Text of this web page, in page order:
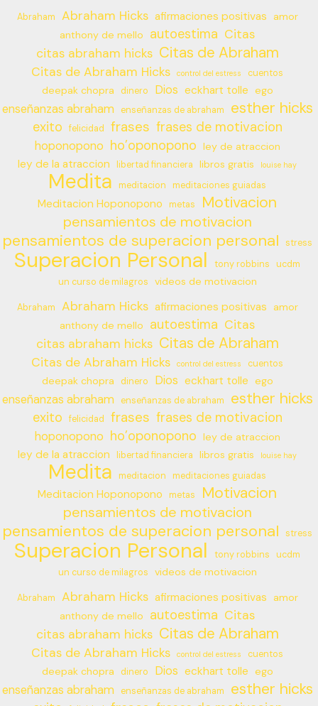
Abraham Abraham Hicks afirmaciones positivas
amor
anthony de mello
autoestima Citas
citas abraham hicks Citas de Abraham
Citas de Abraham Hicks control del estress cuentos
deepak chopra dinero Dios eckhart tolle ego
enseñanzas abraham enseñanzas de abraham esther hicks
exito felicidad frases frases de motivacion
hoponopono ho’oponopono ley de atraccion
ley de la atraccion libertad financiera libros gratis louise hay
Medita meditacion meditaciones guiadas
Meditacion Hoponopono metas Motivacion
pensamientos de motivacion
pensamientos de superacion personal stress
Superacion Personal tony robbins
ucdm
un curso de milagros
videos de motivacion
Abraham Abraham Hicks afirmaciones positivas
amor
anthony de mello
autoestima Citas
citas abraham hicks Citas de Abraham
Citas de Abraham Hicks control del estress cuentos
deepak chopra dinero Dios eckhart tolle ego
enseñanzas abraham enseñanzas de abraham esther hicks
exito felicidad frases frases de motivacion
hoponopono ho’oponopono ley de atraccion
ley de la atraccion libertad financiera libros gratis louise hay
Medita meditacion meditaciones guiadas
Meditacion Hoponopono metas Motivacion
pensamientos de motivacion
pensamientos de superacion personal stress
Superacion Personal tony robbins
ucdm
un curso de milagros
videos de motivacion
Abraham Abraham Hicks afirmaciones positivas
amor
anthony de mello
autoestima Citas
citas abraham hicks Citas de Abraham
Citas de Abraham Hicks control del estress cuentos
deepak chopra dinero Dios eckhart tolle ego
enseñanzas abraham enseñanzas de abraham esther hicks